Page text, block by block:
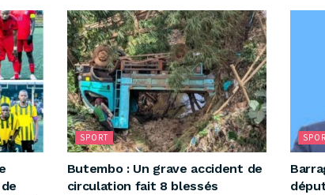
SPORT
‎Butembo : Un grave accident de
circulation fait 8 blessés